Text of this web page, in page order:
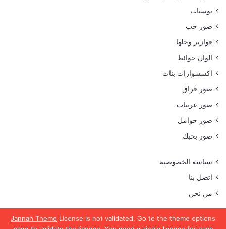
Jannah Theme License is not validated, Go to the theme options
بوستات
صور حب
فوازير وحلها
الوان حوائط
اكسسوارات بنات
صور فراق
صور عربيات
صور حوامل
صور بحبك
سياسة الخصوصية
اتصل بنا
من نحن